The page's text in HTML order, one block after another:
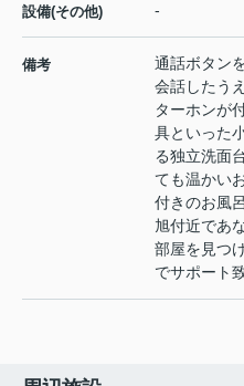
設備(その他) -
備考
通話ボタン
会話したう
ターホンが
具といった
る独立洗面
ても温かい
付きのお風
旭付近であ
部屋を見つ
でサポート